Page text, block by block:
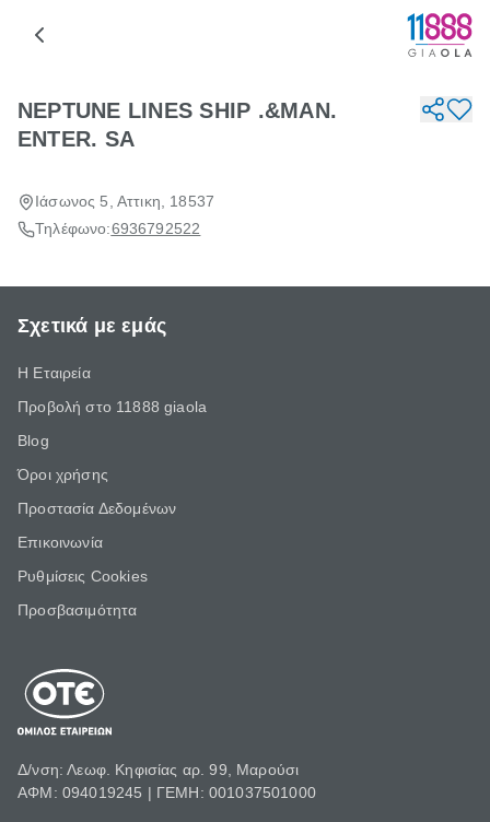
NEPTUNE LINES SHIP .&ΜΑΝ.
ENTER. SA
Ιάσωνος 5, Αττικη, 18537
Τηλέφωνο:6936792522
Σχετικά με εμάς
Η Εταιρεία
Προβολή στο 11888 giaola
Blog
Όροι χρήσης
Προστασία Δεδομένων
Επικοινωνία
Ρυθμίσεις Cookies
Προσβασιμότητα
Δ/νση: Λεωφ. Κηφισίας αρ. 99, Μαρούσι
ΑΦΜ: 094019245 | ΓΕΜΗ: 001037501000